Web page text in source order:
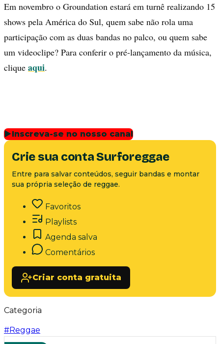
Em novembro o Groundation estará em turnê realizando 15
shows pela América do Sul, quem sabe não rola uma
participação com as duas bandas no palco, ou quem sabe
um videoclipe? Para conferir o pré-lançamento da música,
clique aqui.
▶Inscreva-se no nosso canal
Crie sua conta Surforeggae
Entre para salvar conteúdos, seguir bandas e montar
sua própria seleção de reggae.
Favoritos
Playlists
Agenda salva
Comentários
Criar conta gratuita
Categoria
#Reggae